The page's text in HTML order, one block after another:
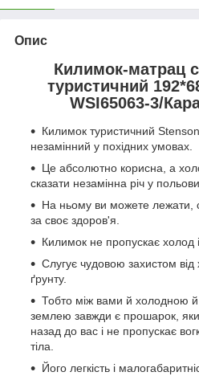
Опис
Килимок-матрац
туристичний
WSI65063-3/
Килимок туристичний
незамінний у похідних умовах.
Це абсолютно корисна, а
сказати незамінна річ у
На ньому ви можете лежати,
за своє здоров'я.
Килимок не пропускає холод
Слугує чудовою захистом
ґрунту.
Тобто між вами й холодною
землею завжди є прошарок,
назад до вас і не пропускає
тіла.
Його легкість і